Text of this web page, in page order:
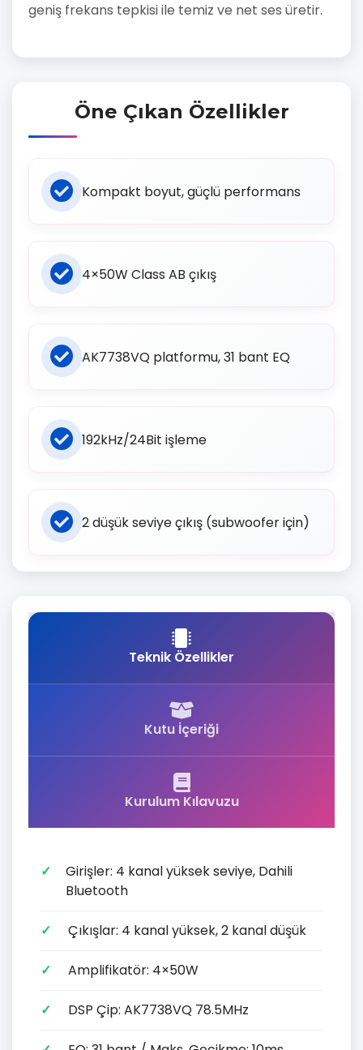
geniş frekans tepkisi ile temiz ve net ses üretir.
Öne Çıkan Özellikler
Kompakt boyut, güçlü performans
4×50W Class AB çıkış
AK7738VQ platformu, 31 bant EQ
192kHz/24Bit işleme
2 düşük seviye çıkış (subwoofer için)
Teknik Özellikler
Kutu İçeriği
Kurulum Kılavuzu
Girişler: 4 kanal yüksek seviye, Dahili
Bluetooth
Çıkışlar: 4 kanal yüksek, 2 kanal düşük
Amplifikatör: 4×50W
DSP Çip: AK7738VQ 78.5MHz